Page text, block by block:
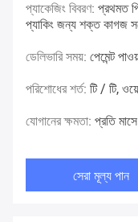
প্যাকেজিং বিবরণ: প্রথমত
প্যাকিং জন্য শক্ত কাগজ
ডেলিভারি সময়: পেমেন্ট
পরিশোধের শর্ত: টি / টি,
যোগানের ক্ষমতা: প্রতি
সেরা মূল্য পান